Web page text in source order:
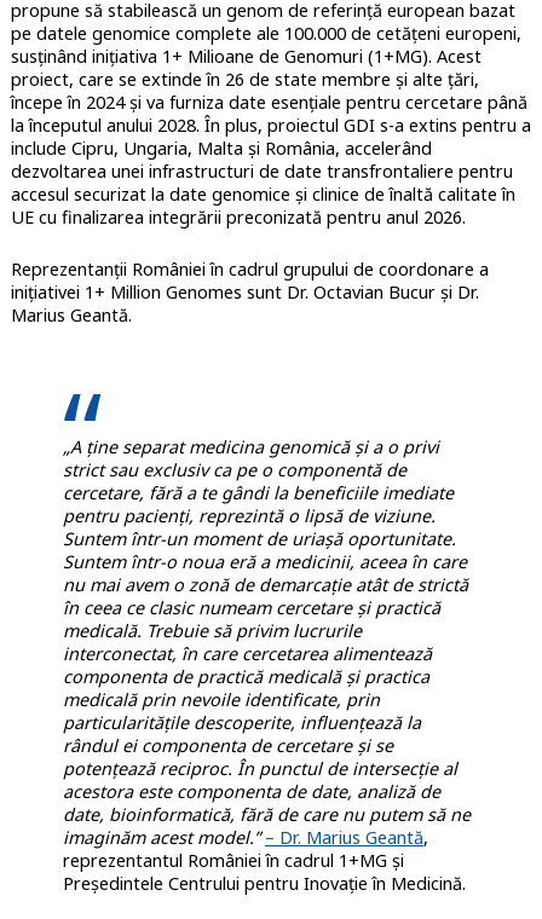
propune să stabilească un genom de referință european bazat
pe datele genomice complete ale 100.000 de cetățeni europeni,
susținând inițiativa 1+ Milioane de Genomuri (1+MG). Acest
proiect, care se extinde în 26 de state membre și alte țări,
începe în 2024 și va furniza date esențiale pentru cercetare până
la începutul anului 2028. În plus, proiectul GDI s-a extins pentru a
include Cipru, Ungaria, Malta și România, accelerând
dezvoltarea unei infrastructuri de date transfrontaliere pentru
accesul securizat la date genomice și clinice de înaltă calitate în
UE cu finalizarea integrării preconizată pentru anul 2026.
Reprezentanții României în cadrul grupului de coordonare a
inițiativei 1+ Million Genomes sunt Dr. Octavian Bucur și Dr.
Marius Geantă.
„A ține separat medicina genomică și a o privi
strict sau exclusiv ca pe o componentă de
cercetare, fără a te gândi la beneficiile imediate
pentru pacienți, reprezintă o lipsă de viziune.
Suntem într-un moment de uriașă oportunitate.
Suntem într-o noua eră a medicinii, aceea în care
nu mai avem o zonă de demarcație atât de strictă
în ceea ce clasic numeam cercetare și practică
medicală. Trebuie să privim lucrurile
interconectat, în care cercetarea alimentează
componenta de practică medicală și practica
medicală prin nevoile identificate, prin
particularitățile descoperite, influențează la
rândul ei componenta de cercetare și se
potențează reciproc. În punctul de intersecție al
acestora este componenta de date, analiză de
date, bioinformatică, fără de care nu putem să ne
imaginăm acest model.”– Dr. Marius Geantă,
reprezentantul României în cadrul 1+MG și
Președintele Centrului pentru Inovație în Medicină.